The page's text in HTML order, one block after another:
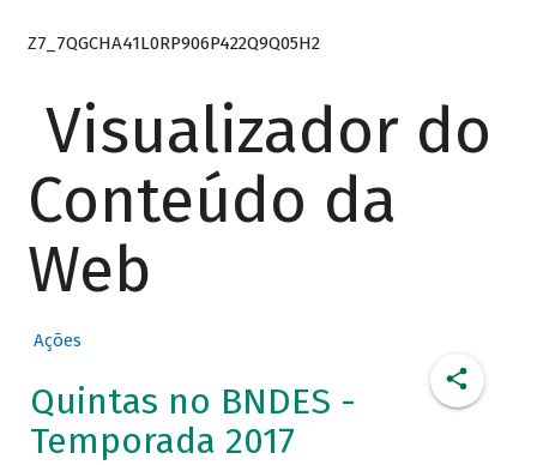
Z7_7QGCHA41L0RP906P422Q9Q05H2
Visualizador do
Conteúdo da
Web
Ações
Quintas no BNDES -
Temporada 2017